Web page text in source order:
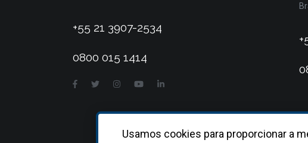
+55 21 3907-2534
0800 015 1414
Usamos cookies para proporcionar a